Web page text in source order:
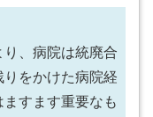
り、病院は統廃合
をかけた病院経
すます重要なも